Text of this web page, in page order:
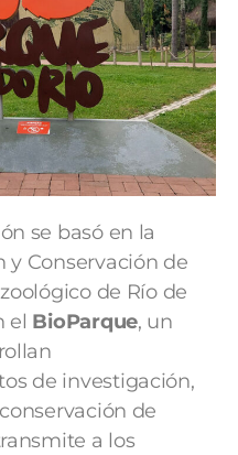
se basó en la
y Conservación de
de Río de
el BioParque, un
de investigación,
de
a los